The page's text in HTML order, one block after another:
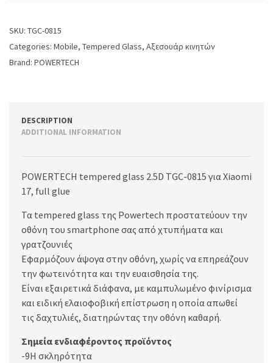
SKU: TGC-0815
Categories: Mobile, Tempered Glass, Αξεσουάρ κινητών
Brand: POWERTECH
DESCRIPTION
ADDITIONAL INFORMATION
POWERTECH tempered glass 2.5D TGC-0815 για Xiaomi
17, full glue
Τα tempered glass της Powertech προστατεύουν την
οθόνη του smartphone σας από χτυπήματα και
γρατζουνιές
Εφαρμόζουν άψογα στην οθόνη, χωρίς να επηρεάζουν
την φωτεινότητα και την ευαισθησία της.
Είναι εξαιρετικά διάφανα, με καμπυλωμένο φινίρισμα
και ειδική ελαιοφοβική επίστρωση η οποία απωθεί
τις δαχτυλιές, διατηρώντας την οθόνη καθαρή.
Σημεία ενδιαφέροντος προϊόντος
-9H σκληρότητα